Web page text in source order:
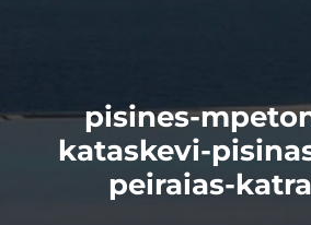
pisines-
kataskevi-
peiraias-